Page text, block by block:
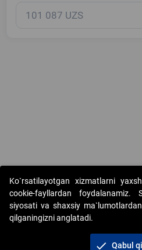
Copyright © 2017-2026. "Elektron
AJ. Barcha huquqlar himoyalangan
Ko`rsatilayotgan xizmatlarni
cookie-fayllardan foydalanamiz.
siyosati va shaxsiy
qilganingizni anglatadi.
check Qabul